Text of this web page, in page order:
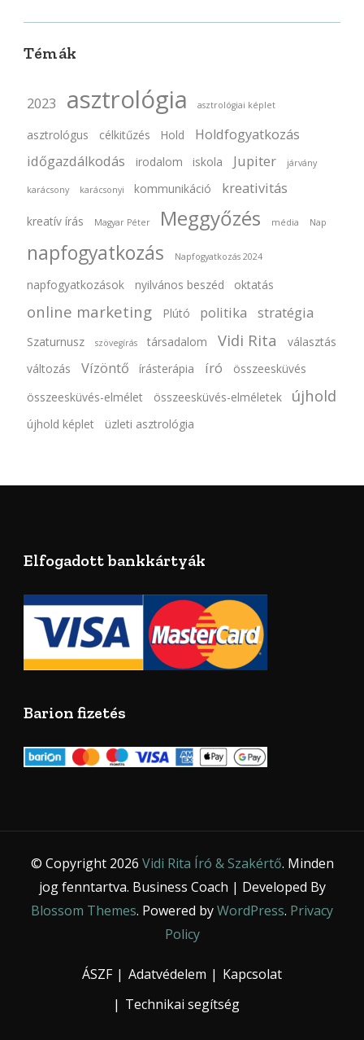
Témák
2023 asztrológia asztrológiai képlet
asztrológus célkitűzés Hold
Holdfogyatkozás
időgazdálkodás
irodalom iskola Jupiter járvány
karácsony karácsonyi kommunikáció kreativitás
kreatív írás Magyar Péter Meggyőzés média Nap
napfogyatkozás Napfogyatkozás 2024
napfogyatkozások nyilvános beszéd oktatás
online marketing Plútó politika stratégia
Szaturnusz szövegírás társadalom Vidi Rita
választás
változás
Vízöntő írásterápia író
összeesküvés
összeesküvés-elmélet
összeesküvés-elméletek újhold
újhold képlet üzleti asztrológia
Elfogadott bankkártyák
Barion fizetés
© Copyright 2026 Vidi Rita Író & Szakértő. Minden
jog fenntartva. Business Coach | Developed By
Blossom Themes. Powered byWordPress. Privacy
Policy
ÁSZF Adatvédelem
Kapcsolat
Technikai segítség